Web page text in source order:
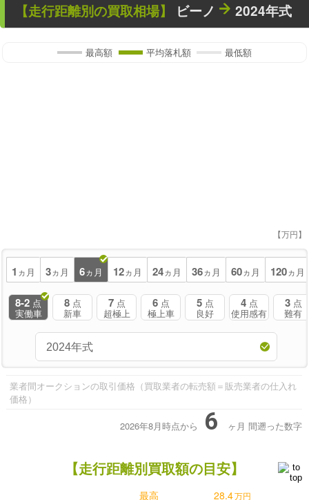
【走行距離別の買取相場】 ビーノ 2024年式
最高額 平均落札額 最低額
【万円】
1 ヵ月 3ヵ月 6ヵ月 12ヵ月 24ヵ月 36ヵ月 60ヵ月 120ヵ月
8-2 点
実働車
8 点
新車
7 点
超極上
6 点
極上車
5 点
良好
4 点
使用感有
3 点
難有
業者間オークションの取引価格（買取業者の転売額＝販売業者の仕入れ
価格）
2026年8月時点から 6 ヶ月 間遡った数字
【走行距離別買取額の目安】
最高 28.4万円